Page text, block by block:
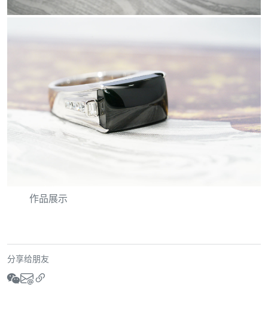
作品展示
分享给朋友